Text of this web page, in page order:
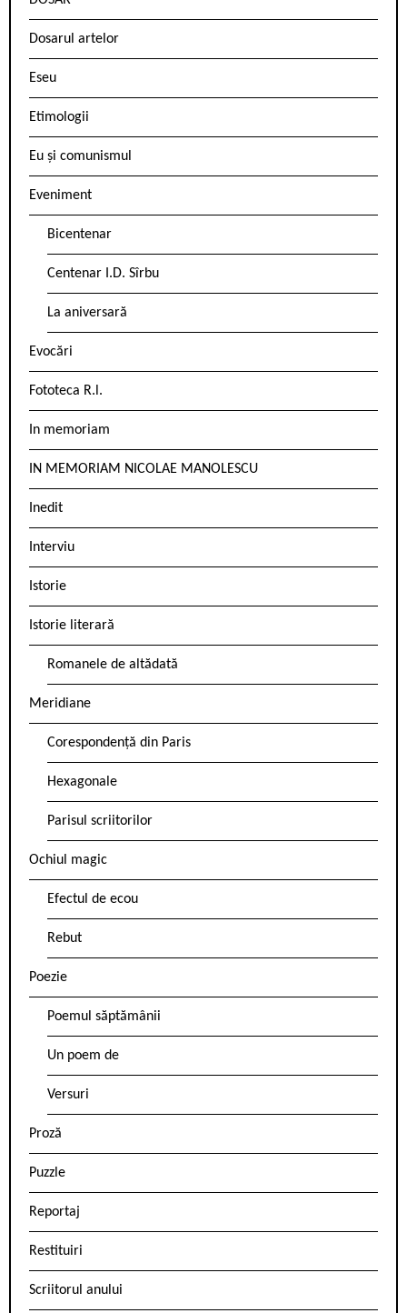
Dosarul artelor
Eseu
Etimologii
Eu și comunismul
Eveniment
Bicentenar
Centenar I.D. Sîrbu
La aniversară
Evocări
Fototeca R.l.
In memoriam
IN MEMORIAM NICOLAE MANOLESCU
Inedit
Interviu
Istorie
Istorie literară
Romanele de altădată
Meridiane
Corespondență din Paris
Hexagonale
Parisul scriitorilor
Ochiul magic
Efectul de ecou
Rebut
Poezie
Poemul săptămânii
Un poem de
Versuri
Proză
Puzzle
Reportaj
Restituiri
Scriitorul anului